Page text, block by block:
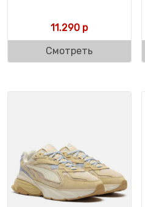
11.290 р
Смотреть